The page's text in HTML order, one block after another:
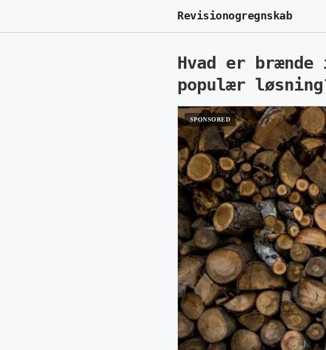
Revisionogregnskab
Hvad er
populær